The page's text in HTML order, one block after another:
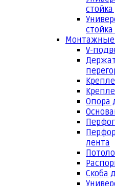
Монтажные
V-
Опора
лента
Скоба